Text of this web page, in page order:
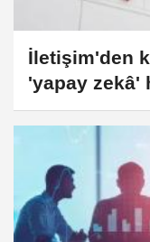
İletişim'den
'yapay zekâ'